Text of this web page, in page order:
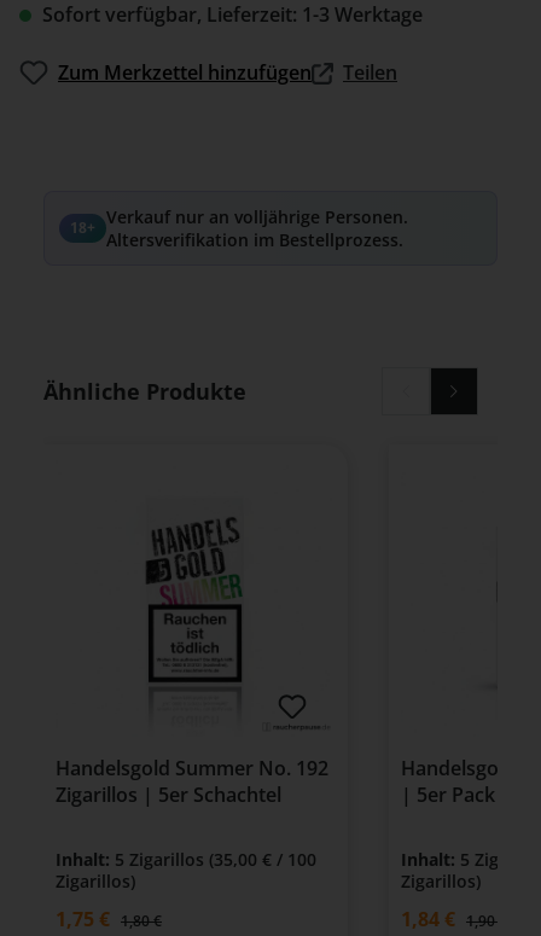
Sofort verfügbar, Lieferzeit: 1-3 Werktage
Zum Merkzettel hinzufügen Teilen
18+ Verkauf nur an volljährige Personen.
Altersverifikation im Bestellprozess.
Produktgalerie überspringen
Ähnliche Produkte
Handelsgold Summer No. 192
Zigarillos | 5er Schachtel
Inhalt: 5 Zigarillos (35,00 € / 100
Zigarillos)
Verkaufspreis:
1,75 € Regulärer Preis:
1,80 €
Handelsgold
| 5er Pack |
Inhalt: 5
Zigarillos)
Verkaufspreis:
1,84 € Regulärer
1,90 €